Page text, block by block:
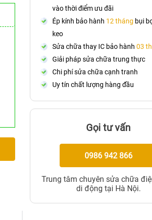
vào thời điểm ưu đãi
Ép kính bảo hành 12 tháng bụi
keo
Sửa chữa thay IC bảo hành 03
Giải pháp sửa chữa trung thực
Chi phí sửa chữa cạnh tranh
Uy tín chất lượng hàng đầu
Gọi tư vấn
0986 942 866
Trung tâm chuyên sửa chữa
di động tại Hà Nội.